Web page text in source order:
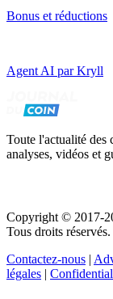
Bonus et réductions
Agent AI par Kryll
Toute l'actualité des
analyses, vidéos et
Copyright © 2017-
Tous droits réservés.
Contactez-nous |
légales |